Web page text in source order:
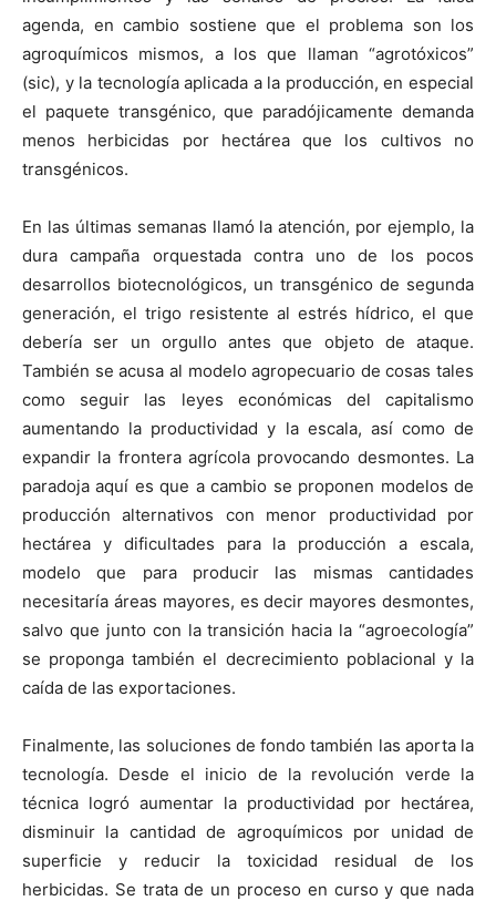
agenda, en cambio sostiene que el problema son los
agroquímicos mismos, a los que llaman “agrotóxicos”
(sic), y la tecnología aplicada a la producción, en especial
el paquete transgénico, que paradójicamente demanda
menos herbicidas por hectárea que los cultivos no
transgénicos.
En las últimas semanas llamó la atención, por ejemplo, la
dura campaña orquestada contra uno de los pocos
desarrollos biotecnológicos, un transgénico de segunda
generación, el trigo resistente al estrés hídrico, el que
debería ser un orgullo antes que objeto de ataque.
También se acusa al modelo agropecuario de cosas tales
como seguir las leyes económicas del capitalismo
aumentando la productividad y la escala, así como de
expandir la frontera agrícola provocando desmontes. La
paradoja aquí es que a cambio se proponen modelos de
producción alternativos con menor productividad por
hectárea y dificultades para la producción a escala,
modelo que para producir las mismas cantidades
necesitaría áreas mayores, es decir mayores desmontes,
salvo que junto con la transición hacia la “agroecología”
se proponga también el decrecimiento poblacional y la
caída de las exportaciones.
Finalmente, las soluciones de fondo también las aporta la
tecnología. Desde el inicio de la revolución verde la
técnica logró aumentar la productividad por hectárea,
disminuir la cantidad de agroquímicos por unidad de
superficie y reducir la toxicidad residual de los
herbicidas. Se trata de un proceso en curso y que nada